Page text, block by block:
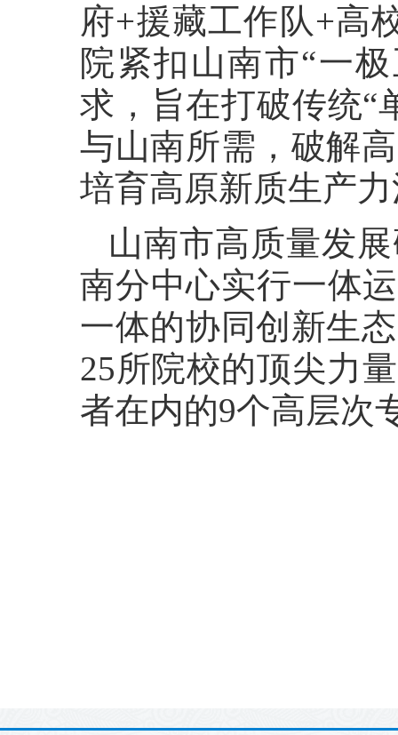
府+援藏工作队+高
院紧扣山南市“一
求，旨在打破传统“
与山南所需，破解
培育高原新质生产
山南市高质量发
南分中心实行一体
一体的协同创新生
25所院校的顶尖力
者在内的9个高层次